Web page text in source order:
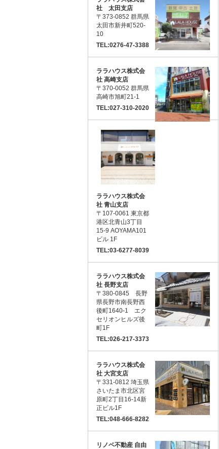
社 太田支店
〒373-0852 群馬県
太田市新井町520-
10
TEL:0276-47-3388
ララハウス株式会
社 高崎支店
〒370-0052 群馬県
高崎市旭町21-1
TEL:027-310-2020
ララハウス株式会
社 青山支店
〒107-0061 東京都
港区北青山3丁目
15-9 AOYAMA101
ビル 1F
TEL:03-6277-8039
ララハウス株式会
社 長野支店
〒380-0845 長野
県長野市南長野西
後町1640-1 エク
セリオンヒルズ後
町1F
TEL:026-217-3373
ララハウス株式会
社 大宮支店
〒331-0812 埼玉県
さいたま市北区宮
原町2丁目16-14新
正ビル1F
TEL:048-666-8282
リノベ不動産 自由